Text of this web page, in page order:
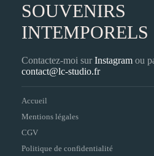
SOUVENIRS
INTEMPORELS
Contactez-moi surInstagram ou
contact@lc-studio.fr
Accueil
Mentions légales
CGV
Politique de confidentialité